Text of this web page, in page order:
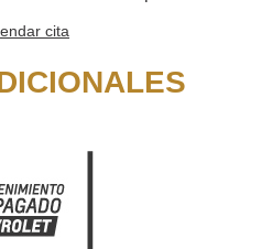
cita